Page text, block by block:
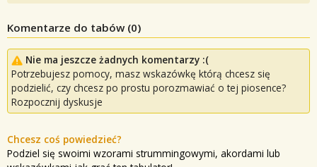
Komentarze do tabów (0)
Nie ma jeszcze żadnych komentarzy :(
Potrzebujesz pomocy, masz wskazówkę którą chcesz się
podzielić, czy chcesz po prostu porozmawiać o tej piosence?
Rozpocznij dyskusje
Chcesz coś powiedzieć?
Podziel się swoimi wzorami strummingowymi, akordami lub